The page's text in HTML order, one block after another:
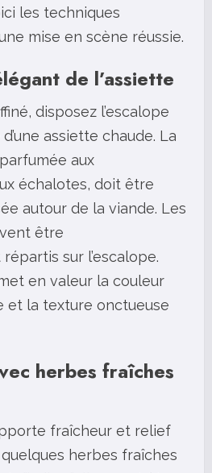
les techniques
mise en scène réussie.
de l’assiette
disposez l’escalope
assiette chaude. La
aux
échalotes, doit être
autour de la viande. Les
être
sur l’escalope.
en valeur la couleur
et la texture onctueuse
herbes fraîches
fraîcheur et relief
herbes fraîches